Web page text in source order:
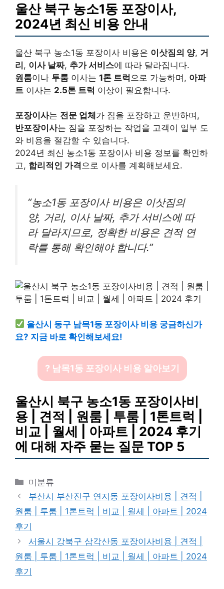
울산 북구 농소1동 포장이사,
2024년 최신 비용 안내
울산 북구 농소1동 포장이사 비용은 이삿짐의 양, 거
리, 이사 날짜, 추가 서비스에 따라 달라집니다.
원룸이나 투룸 이사는 1톤 트럭 으로 가능하며, 아파
트 이사는 2.5톤 트럭 이상이 필요합니다.
포장이사는 전문 업체 가 짐을 포장하고 운반하며,
반포장이사는 짐을 포장하는 작업을 고객이 일부 도
와 비용을 절감할 수 있습니다.
2024년 최신 농소1동 포장이사 비용 정보를 확인하
고, 합리적인 가격으로 이사를 계획해보세요.
“농소1동 포장이사 비용은 이삿짐의
양, 거리, 이사 날짜, 추가 서비스에 따
라 달라지므로, 정확한 비용은 견적 연
락를 통해 확인해야 합니다.”
울산시 동구 남목1동 포장이사 비용 궁금하신가
요? 지금 바로 확인해보세요!
? 남목1동 포장이사 비용 알아보기
울산시 북구 농소1동 포장이사비
용 | 견적 | 원룸 | 투룸 | 1톤트럭 |
비교 | 월세 | 아파트 | 2024 후기
에 대해 자주 묻는 질문 TOP 5
카
테
고
리
미분류
부산시 부산진구 연지동 포장이사비용 | 견적 |
원룸 | 투룸 | 1톤트럭 | 비교 | 월세 | 아파트 | 2024
후기
서울시 강북구 삼각산동 포장이사비용 | 견적 |
원룸 | 투룸 | 1톤트럭 | 비교 | 월세 | 아파트 | 2024
후기